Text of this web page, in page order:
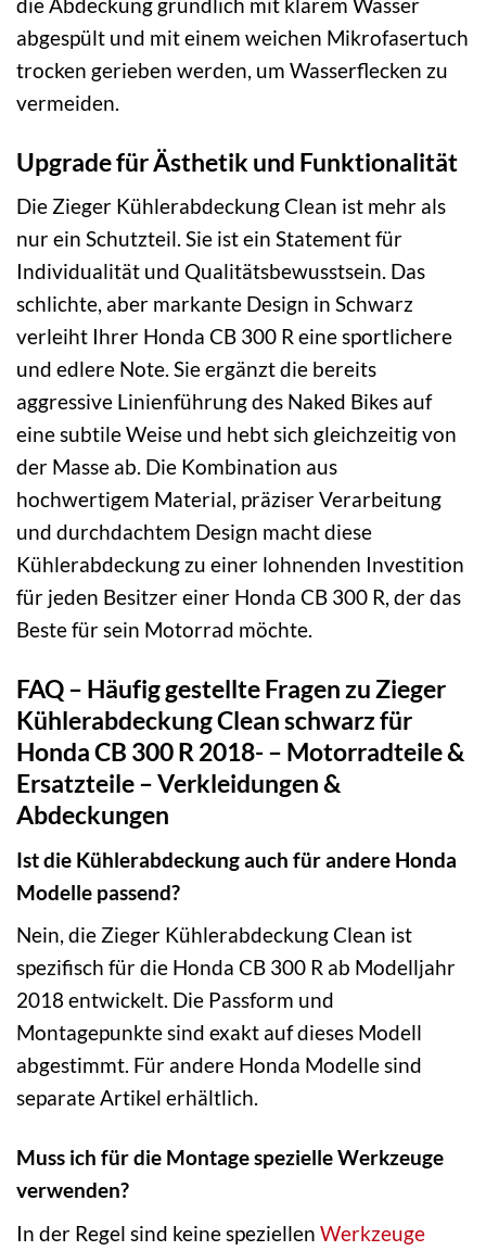
abgespült und mit einem weichen Mikrofasertuch
trocken gerieben werden, um Wasserflecken zu
vermeiden.
Upgrade für Ästhetik und Funktionalität
Die Zieger Kühlerabdeckung Clean ist mehr als
nur ein Schutzteil. Sie ist ein Statement für
Individualität und Qualitätsbewusstsein. Das
schlichte, aber markante Design in Schwarz
verleiht Ihrer Honda CB 300 R eine sportlichere
und edlere Note. Sie ergänzt die bereits
aggressive Linienführung des Naked Bikes auf
eine subtile Weise und hebt sich gleichzeitig von
der Masse ab. Die Kombination aus
hochwertigem Material, präziser Verarbeitung
und durchdachtem Design macht diese
Kühlerabdeckung zu einer lohnenden Investition
für jeden Besitzer einer Honda CB 300 R, der das
Beste für sein Motorrad möchte.
FAQ – Häufig gestellte Fragen zu Zieger
Kühlerabdeckung Clean schwarz für
Honda CB 300 R 2018- – Motorradteile &
Ersatzteile – Verkleidungen &
Abdeckungen
Ist die Kühlerabdeckung auch für andere Honda
Modelle passend?
Nein, die Zieger Kühlerabdeckung Clean ist
spezifisch für die Honda CB 300 R ab Modelljahr
2018 entwickelt. Die Passform und
Montagepunkte sind exakt auf dieses Modell
abgestimmt. Für andere Honda Modelle sind
separate Artikel erhältlich.
Muss ich für die Montage spezielle Werkzeuge
verwenden?
In der Regel sind keine speziellen Werkzeuge